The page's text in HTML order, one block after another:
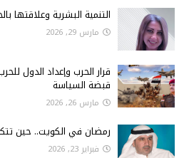
التنمية البشرية وعلاقتها
مارس 29, 2026
قرار الحرب وإعداد الدول
قبضة السياسة
مارس 26, 2026
رمضان في الكويت.. حين
فبراير 23, 2026